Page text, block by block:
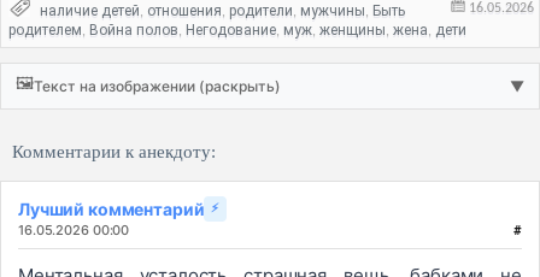
16.05.2026
наличие детей, отношения, родители, мужчины, Быть
родителем, Война полов, Негодование, муж, женщины, жена, дети
🖼️Текст на изображении (раскрыть) ▼
Комментарии к анекдоту:
Лучший комментарий ⚡
16.05.2026 00:00 #